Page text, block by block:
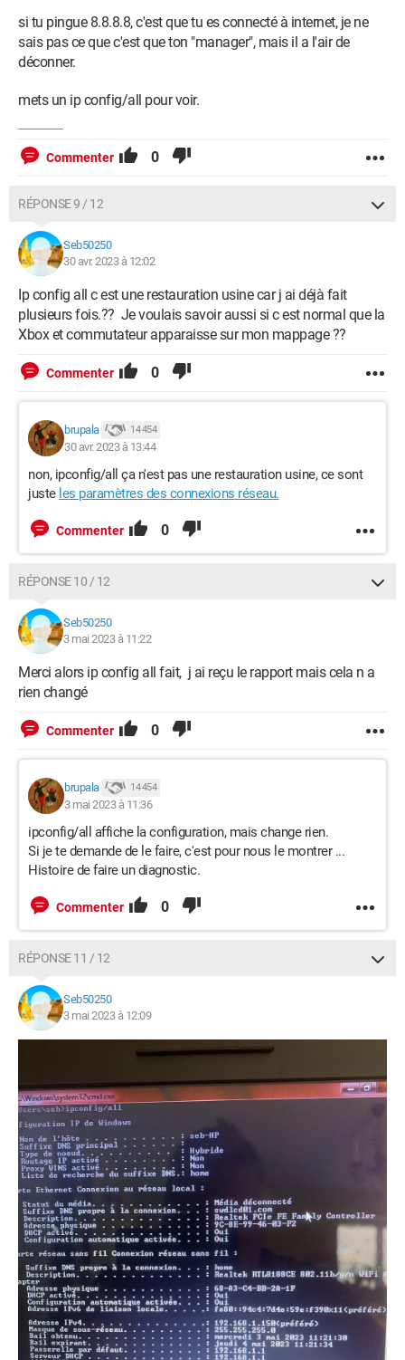
si tu pingue 8.8.8.8, c'est que tu es connecté à internet, je ne
sais pas ce que c'est que ton "manager", mais il a l'air de
déconner.
mets un ip config/all pour voir.
Commenter 0
RÉPONSE 9 / 12
Seb50250
30 avr. 2023 à 12:02
Ip config all c est une restauration usine car j ai déjà fait
plusieurs fois.?? Je voulais savoir aussi si c est normal que la
Xbox et commutateur apparaisse sur mon mappage ??
Commenter 0
brupala 14 454
30 avr. 2023 à 13:44
non, ipconfig/all ça n'est pas une restauration usine, ce sont
juste les paramètres des connexions réseau.
Commenter 0
RÉPONSE 10 / 12
Seb50250
3 mai 2023 à 11:22
Merci alors ip config all fait, j ai reçu le rapport mais cela n a
rien changé
Commenter 0
brupala 14 454
3 mai 2023 à 11:36
ipconfig/all affiche la configuration, mais change rien.
Si je te demande de le faire, c'est pour nous le montrer ...
Histoire de faire un diagnostic.
Commenter 0
RÉPONSE 11 / 12
Seb50250
3 mai 2023 à 12:09